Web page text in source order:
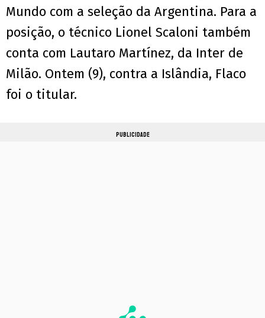
Mundo com a seleção da Argentina. Para a
posição, o técnico Lionel Scaloni também
conta com Lautaro Martínez, da Inter de
Milão. Ontem (9), contra a Islândia, Flaco
foi o titular.
PUBLICIDADE